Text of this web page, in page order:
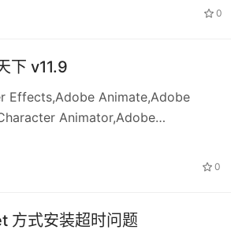
0
下 v11.9
Effects,Adobe Animate,Adobe
Animator,Adobe
Media Encoder,Adobe
0
方式安装超时问题